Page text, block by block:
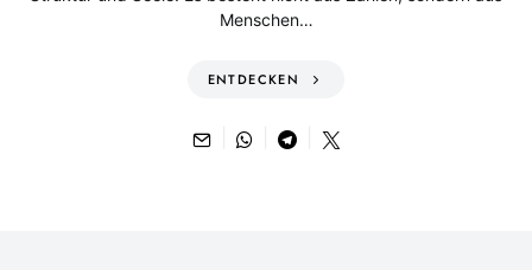
Menschen…
ENTDECKEN